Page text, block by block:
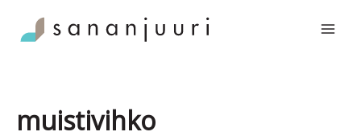
sisältöön
muistivihko